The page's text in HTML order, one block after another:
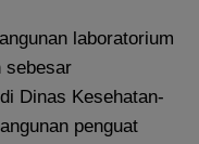
laboratorium
sebesar
Dinas Kesehatan-
penguat